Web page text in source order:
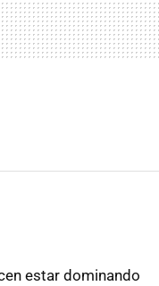
estar dominando